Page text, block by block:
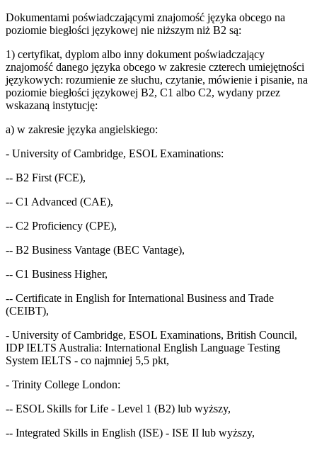
Dokumentami poświadczającymi znajomość języka obcego na
poziomie biegłości językowej nie niższym niż B2 są:
1) certyfikat, dyplom albo inny dokument poświadczający
znajomość danego języka obcego w zakresie czterech umiejętności
językowych: rozumienie ze słuchu, czytanie, mówienie i pisanie, na
poziomie biegłości językowej B2, C1 albo C2, wydany przez
wskazaną instytucję:
a) w zakresie języka angielskiego:
- University of Cambridge, ESOL Examinations:
-- B2 First (FCE),
-- C1 Advanced (CAE),
-- C2 Proficiency (CPE),
-- B2 Business Vantage (BEC Vantage),
-- C1 Business Higher,
-- Certificate in English for International Business and Trade
(CEIBT),
- University of Cambridge, ESOL Examinations, British Council,
IDP IELTS Australia: International English Language Testing
System IELTS - co najmniej 5,5 pkt,
- Trinity College London:
-- ESOL Skills for Life - Level 1 (B2) lub wyższy,
-- Integrated Skills in English (ISE) - ISE II lub wyższy,